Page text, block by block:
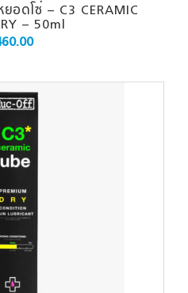
อดโซ่ – C3 CERAMIC
– 50ml